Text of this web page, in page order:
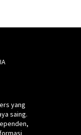
yang
saing.